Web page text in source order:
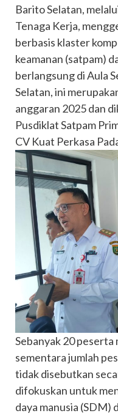
Barito Selatan,
Tenaga Kerja,
berbasis klaster
keamanan (satpam)
berlangsung di Aula
Selatan, ini
anggaran 2025 dan
Pusdiklat Satpam
CV Kuat Perkasa
Sebanyak 20
sementara jumlah
tidak disebutkan
difokuskan untuk
daya manusia (SDM)